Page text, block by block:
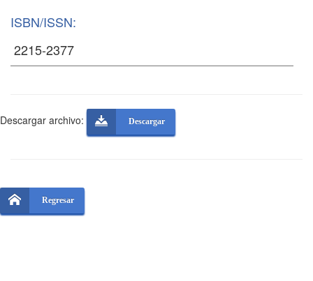
ISBN/ISSN:
Descargar archivo: Descargar
Regresar